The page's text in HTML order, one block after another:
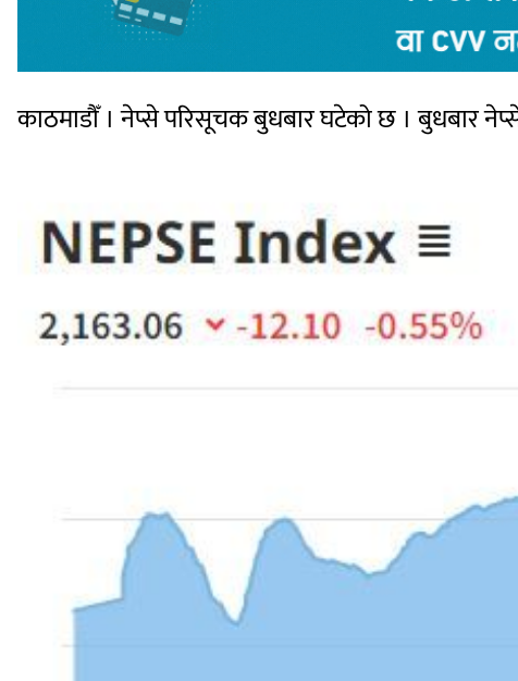
काठमाडौँ । नेप्से परिसूचक बुधबार घटेको छ । बुधबार